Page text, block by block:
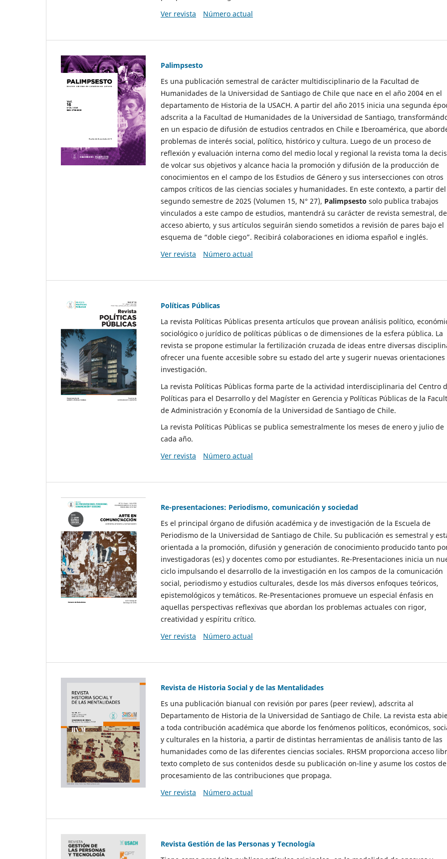
Ver revista
Número actual
Palimpsesto
Es una publicación semestral de carácter multidisciplinario de la Facultad de
Humanidades de la Universidad de Santiago de Chile que nace en el año 2004 en el
departamento de Historia de la USACH. A partir del año 2015 inicia una segunda
adscrita a la Facultad de Humanidades de la Universidad de Santiago,
en un espacio de difusión de estudios centrados en Chile e Iberoamérica, que
problemas de interés social, político, histórico y cultura. Luego de un proceso de
reflexión y evaluación interna como del medio local y regional la revista toma la
de volcar sus objetivos y alcance hacia la promoción y difusión de la producción de
conocimientos en el campo de los Estudios de Género y sus intersecciones con otros
campos críticos de las ciencias sociales y humanidades. En este contexto, a partir del
segundo semestre de 2025 (Volumen 15, N° 27), Palimpsesto solo publica trabajos
vinculados a este campo de estudios, mantendrá su carácter de revista semestral, de
acceso abierto, y sus artículos seguirán siendo sometidos a revisión de pares bajo el
esquema de “doble ciego”. Recibirá colaboraciones en idioma español e inglés.
Ver revista
Número actual
Políticas Públicas
La revista Políticas Públicas presenta artículos que provean análisis político,
sociológico o jurídico de políticas públicas o de dimensiones de la esfera pública. La
revista se propone estimular la fertilización cruzada de ideas entre diversas
ofrecer una fuente accesible sobre su estado del arte y sugerir nuevas orientaciones
investigación.
La revista Políticas Públicas forma parte de la actividad interdisciplinaria del Centro
Políticas para el Desarrollo y del Magíster en Gerencia y Políticas Públicas de la
de Administración y Economía de la Universidad de Santiago de Chile.
La revista Políticas Públicas se publica semestralmente los meses de enero y julio de
cada año.
Ver revista
Número actual
Re-presentaciones: Periodismo, comunicación y sociedad
Es el principal órgano de difusión académica y de investigación de la Escuela de
Periodismo de la Universidad de Santiago de Chile. Su publicación es semestral y
orientada a la promoción, difusión y generación de conocimiento producido tanto
investigadoras (es) y docentes como por estudiantes. Re-Presentaciones inicia un
ciclo impulsando el desarrollo de la investigación en los campos de la comunicación
social, periodismo y estudios culturales, desde los más diversos enfoques teóricos,
epistemológicos y temáticos. Re-Presentaciones promueve un especial énfasis en
aquellas perspectivas reflexivas que abordan los problemas actuales con rigor,
creatividad y espíritu crítico.
Ver revista
Número actual
Revista de Historia Social y de las Mentalidades
Es una publicación bianual con revisión por pares (peer review), adscrita al
Departamento de Historia de la Universidad de Santiago de Chile. La revista esta
a toda contribución académica que aborde los fenómenos políticos, económicos,
y culturales en la historia, a partir de distintas herramientas de análisis tanto de las
humanidades como de las diferentes ciencias sociales. RHSM proporciona acceso
texto completo de sus contenidos desde su publicación on-line y asume los costos de
procesamiento de las contribuciones que propaga.
Ver revista
Número actual
Revista Gestión de las Personas y Tecnología